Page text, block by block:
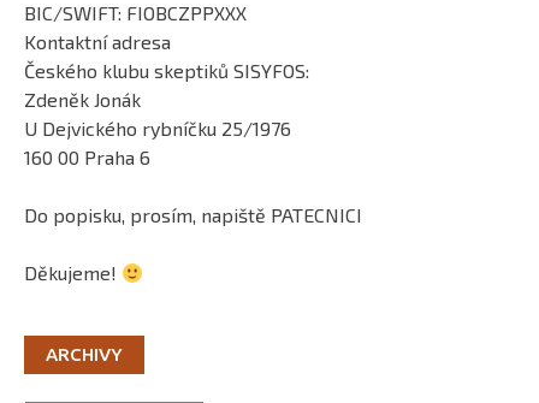
BIC/SWIFT: FIOBCZPPXXX
Kontaktní adresa
Českého klubu skeptiků SISYFOS:
Zdeněk Jonák
U Dejvického rybníčku 25/1976
160 00 Praha 6
Do popisku, prosím, napiště PATECNICI
Děkujeme!
ARCHIVY